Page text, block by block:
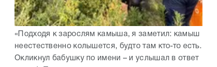
«Подходя к зарослям камыша, я заметил: камыш
неестественно колышется, будто там кто-то есть.
Окликнул бабушку по имени – и услышал в ответ